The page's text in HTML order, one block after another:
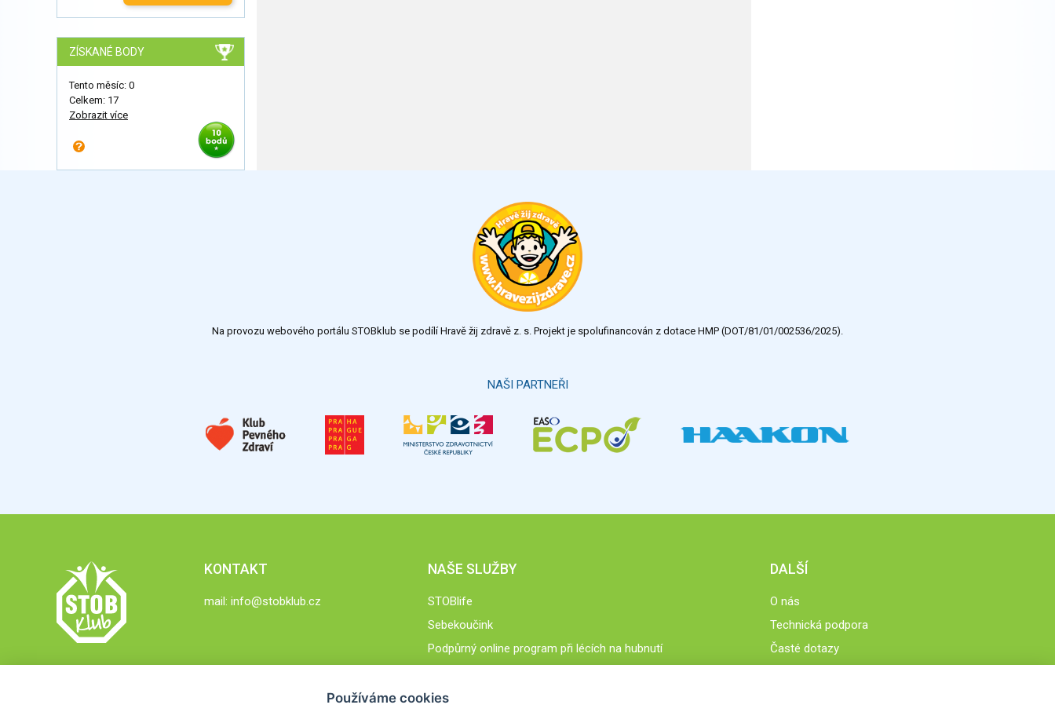
ZÍSKANÉ BODY
Tento měsíc: 0
Celkem: 17
Zobrazit více
Na provozu webového portálu STOBklub se podílí Hravě žij zdravě z. s. Projekt je spolufinancován z dotace HMP (DOT/81/01/002536/2025).
NAŠI PARTNEŘI
KONTAKT
mail: info@stobklub.cz
NAŠE SLUŽBY
STOBlife
Sebekoučink
Podpůrný online program při lécích na hubnutí
DALŠÍ
O nás
Technická podpora
Časté dotazy
Používáme cookies